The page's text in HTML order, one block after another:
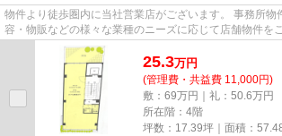
物件より徒歩圏内に当社営業店がございます。 事務所物
容・物販などの様々な業種のニーズに応じて店舗物件を
尚、弊社ではおとり広告は一切...
25.3万円
(管理費・共益費 11,000円)
敷：69万円｜礼：50.6万円
所在階：4階
坪数：17.39坪｜面積：